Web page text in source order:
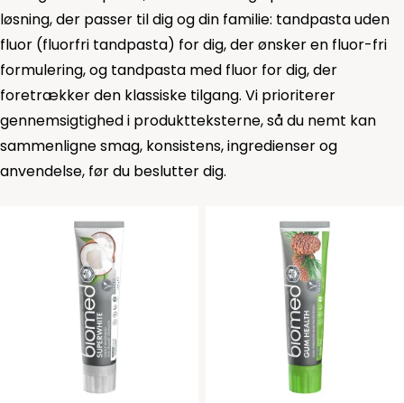
løsning, der passer til dig og din familie: tandpasta uden
fluor (fluorfri tandpasta) for dig, der ønsker en fluor-fri
formulering, og tandpasta med fluor for dig, der
foretrækker den klassiske tilgang. Vi prioriterer
gennemsigtighed i produktteksterne, så du nemt kan
sammenligne smag, konsistens, ingredienser og
anvendelse, før du beslutter dig.